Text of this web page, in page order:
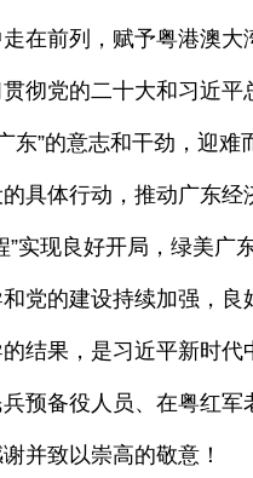
在前列，赋予粤港澳
彻党的二十大和习近
东”的意志和干劲，迎
具体行动，推动广东
实现良好开局，绿美
党的建设持续加强，
结果，是习近平新时
预备役人员、在粤红
并致以崇高的敬意！